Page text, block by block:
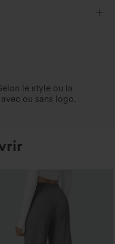
le style ou la
ou sans logo.